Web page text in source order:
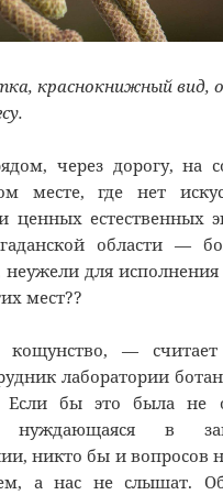
краснокнижный вид,
через дорогу, на
месте, где нет
ценных естественных
области —
для
мест??
кощунство, —
лаборатории
Если бы это была не
нуждающаяся в
никто бы и вопросов
а нас не слышат.